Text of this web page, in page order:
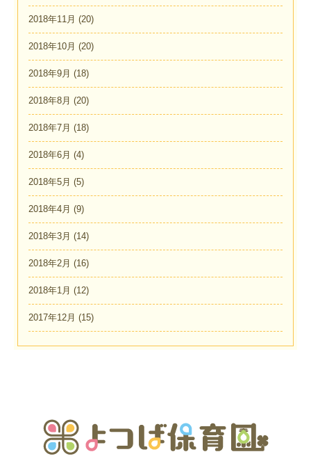
2018年11月 (20)
2018年10月 (20)
2018年9月 (18)
2018年8月 (20)
2018年7月 (18)
2018年6月 (4)
2018年5月 (5)
2018年4月 (9)
2018年3月 (14)
2018年2月 (16)
2018年1月 (12)
2017年12月 (15)